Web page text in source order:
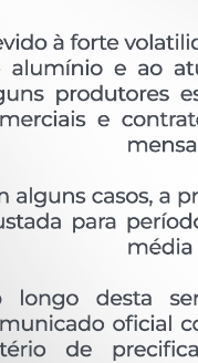
OVERVIEW
Perfil
Ver
Etiquetas: